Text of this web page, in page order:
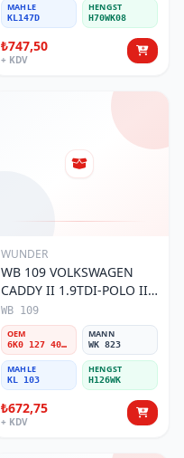
MAHLE
KL147D
HENGST
H70WK08
₺747,50
+ KDV
WUNDER
WB 109 VOLKSWAGEN
CADDY II 1.9TDI-POLO III
1.9TDI 6K0 127 401 G
Yakıt/Mazot Filtresi
WB 109
OEM
6K0 127 401 G
MANN
WK 823
MAHLE
KL 103
HENGST
H126WK
₺672,75
+ KDV